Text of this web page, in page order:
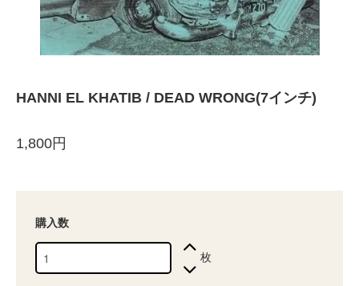
HANNI EL KHATIB / DEAD WRONG(7インチ)
1,800円
購入数
枚